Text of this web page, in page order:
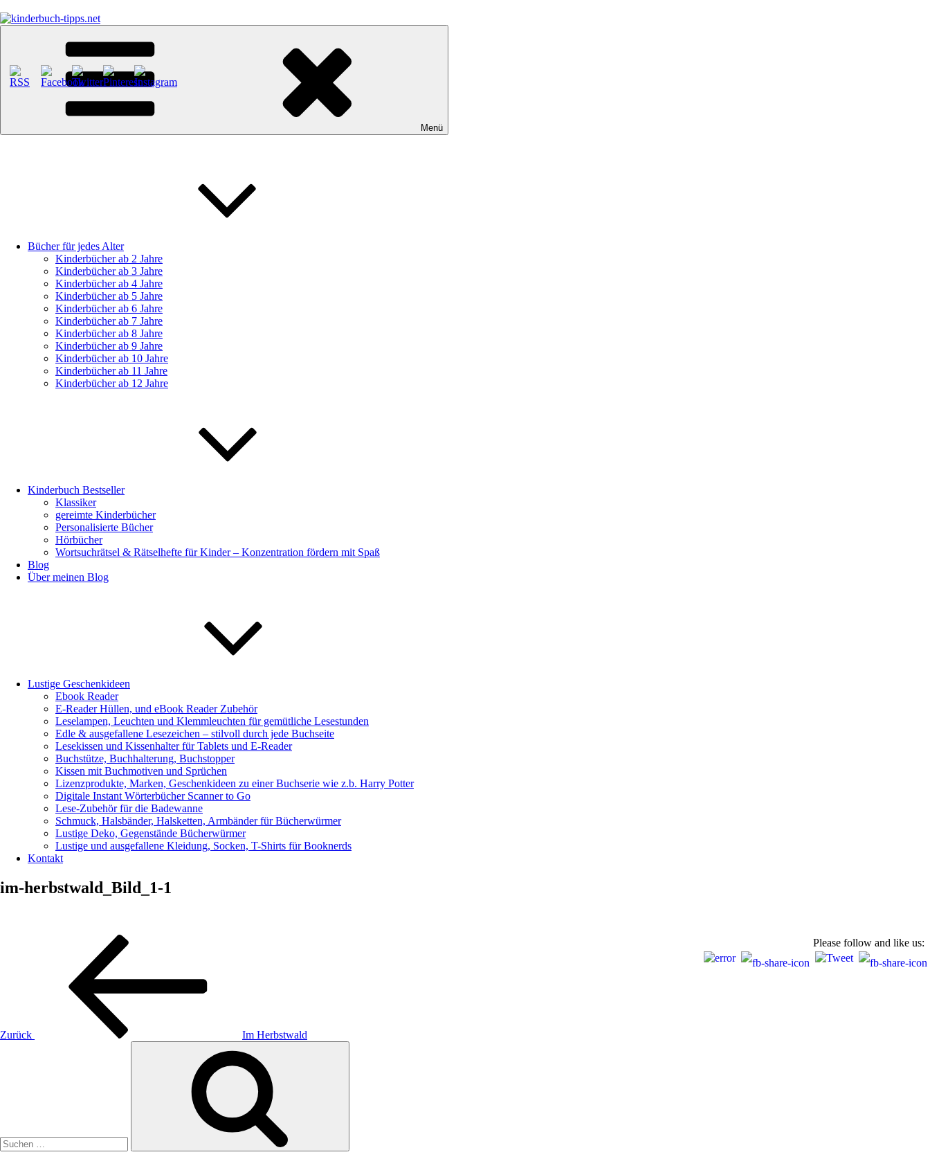
Inhalt
springen
kinderbuch-tipps.net
Empfehlungen und Tipps rund um das Thema Kinderbücher und Kinderbuchklassiker
Menü
Bücher für jedes Alter
Kinderbücher ab 2 Jahre
Kinderbücher ab 3 Jahre
Kinderbücher ab 4 Jahre
Kinderbücher ab 5 Jahre
Kinderbücher ab 6 Jahre
Kinderbücher ab 7 Jahre
Kinderbücher ab 8 Jahre
Kinderbücher ab 9 Jahre
Kinderbücher ab 10 Jahre
Kinderbücher ab 11 Jahre
Kinderbücher ab 12 Jahre
Kinderbuch Bestseller
Klassiker
gereimte Kinderbücher
Personalisierte Bücher
Hörbücher
Wortsuchrätsel & Rätselhefte für Kinder – Konzentration fördern mit Spaß
Blog
Über meinen Blog
Lustige Geschenkideen
Ebook Reader
E-Reader Hüllen, und eBook Reader Zubehör
Leselampen, Leuchten und Klemmleuchten für gemütliche Lesestunden
Edle & ausgefallene Lesezeichen – stilvoll durch jede Buchseite
Lesekissen und Kissenhalter für Tablets und E-Reader
Buchstütze, Buchhalterung, Buchstopper
Kissen mit Buchmotiven und Sprüchen
Lizenzprodukte, Marken, Geschenkideen zu einer Buchserie wie z.b. Harry Potter
Digitale Instant Wörterbücher Scanner to Go
Lese-Zubehör für die Badewanne
Schmuck, Halsbänder, Halsketten, Armbänder für Bücherwürmer
Lustige Deko, Gegenstände Bücherwürmer
Lustige und ausgefallene Kleidung, Socken, T-Shirts für Booknerds
Kontakt
im-herbstwald_Bild_1-1
Please follow and like us:
Beitragsnavigation
Zurück
Im Herbstwald